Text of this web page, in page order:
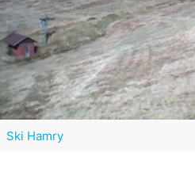
Ski Hamry